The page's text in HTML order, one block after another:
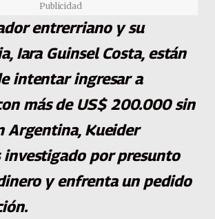
Publicidad
entrerriano y su
Iara Guinsel Costa, están
intentar ingresar a
más de US$ 200.000 sin
Argentina, Kueider
investigado por presunto
y enfrenta un pedido